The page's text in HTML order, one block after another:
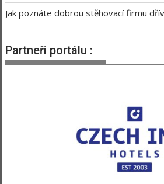
Jak poznáte dobrou stěhovací firmu
Partneři portálu :